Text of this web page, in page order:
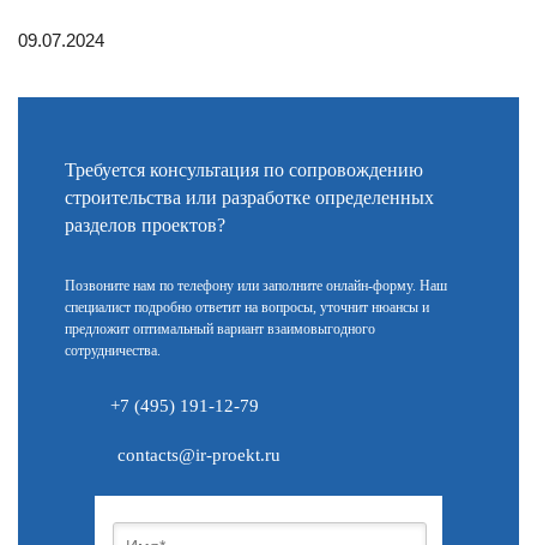
09.07.2024
Требуется консультация по сопровождению
строительства или разработке определенных
разделов проектов?
Позвоните нам по телефону или заполните онлайн-форму. Наш
специалист подробно ответит на вопросы, уточнит нюансы и
предложит оптимальный вариант взаимовыгодного
сотрудничества.
+7 (495) 191-12-79
contacts@ir-proekt.ru